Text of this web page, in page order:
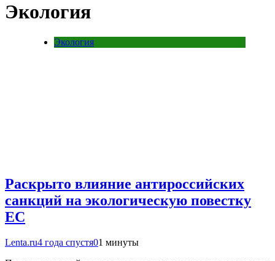
Экология
Экология
Раскрыто влияние антироссийских
санкций на экологическую повестку
ЕС
Lenta.ru4 года спустя01 минуты